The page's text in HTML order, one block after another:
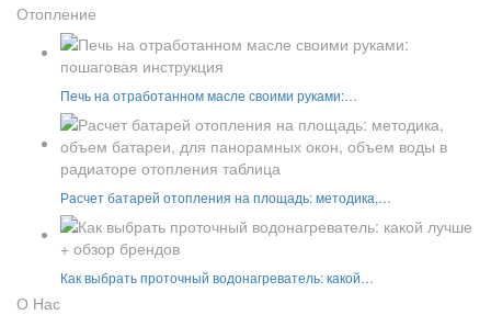
Отопление
Печь на отработанном масле своими руками:…
Расчет батарей отопления на площадь: методика,…
Как выбрать проточный водонагреватель: какой…
О Нас